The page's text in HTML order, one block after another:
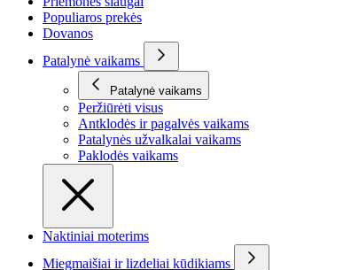
Populiaros prekės
Dovanos
Patalynė vaikams
Patalynė vaikams
Peržiūrėti visus
Antklodės ir pagalvės vaikams
Patalynės užvalkalai vaikams
Paklodės vaikams
Naktiniai moterims
Miegmaišiai ir lizdeliai kūdikiams